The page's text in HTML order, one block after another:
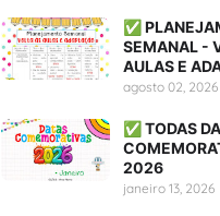
✅
SEMANAL -
AULAS E
agosto 02, 2026
✅ TODAS
2026
janeiro 13, 2026